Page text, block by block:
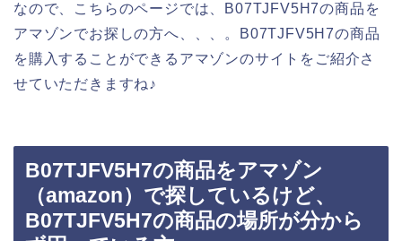
なので、こちらのページでは、B07TJFV5H7の商品を
アマゾンでお探しの方へ、、、。B07TJFV5H7の商品
を購入することができるアマゾンのサイトをご紹介さ
せていただきますね♪
B07TJFV5H7の商品をアマゾン
（amazon）で探しているけど、
B07TJFV5H7の商品の場所が分から